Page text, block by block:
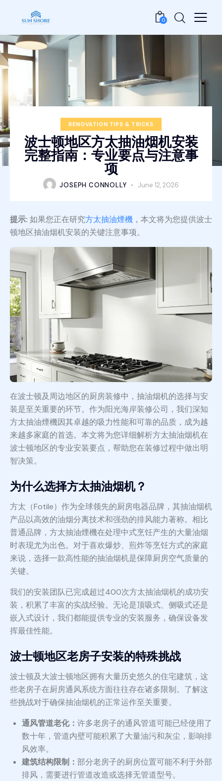
0
RENOVATION TIPS & TRICKS
波士顿地区方太抽油烟机安装
完整指南：专业要点与注意事
项
JOSEPH CONNOLLY June 12, 2026
提示: 如果您正在研究方太抽油煙機 ，本文将为您提供波士
顿地区抽油烟机安装的关键注意事项。
在波士顿及周边地区的厨房装修中，抽油烟机的选择与安
装是至关重要的环节。作为阳光海岸装修公司，我们深知
方太抽油煙機因其卓越的吸力性能和可靠的品质，成为越
来越多家庭的首选。本文将为您详细解析方太抽油烟机在
波士顿地区的专业安装要点，帮助您在装修过程中做出明
智决策。
为什么选择方太抽油烟机？
方太（Fotile）作为全球领先的厨房电器品牌，其抽油烟机
产品以高效的油烟分离技术和强劲的排风能力著称。相比
普通品牌，方太抽油煙機在处理中式烹饪产生的大量油烟
时表现尤为出色。对于喜欢爆炒、煎炸等烹饪方式的家庭
来说，选择一款高性能的抽油烟机是保障厨房空气质量的
关键。
我们的安装团队已完成超过400次方太抽油烟机的成功安
装，积累了丰富的实战经验。无论是顶吸式、侧吸式还是
嵌入式设计，我们都能提供专业的安装服务，确保设备发
挥最佳性能。
波士顿地区老房子安装的特殊挑战
波士顿及大波士顿地区拥有大量历史悠久的住宅建筑，这
些老房子在厨房通风系统方面往往存在诸多限制。了解这
些挑战对于确保抽油烟机的正常运作至关重要。
通风管道老化： 许多老房子的通风管道可能已经使用了
数十年，管道内壁可能积累了大量油污和灰尘，影响排
风效率。
建筑结构限制： 部分老房子的厨房位置可能不利于外部
排风，需要进行管道改造或选择无管道型号。